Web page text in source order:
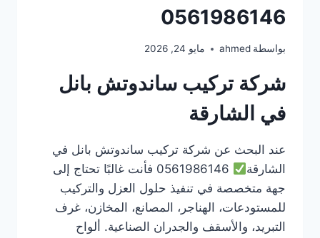
0561986146
بواسطة ahmed مايو 24, 2026
شركة تركيب ساندوتش بانل
في الشارقة
عند البحث عن شركة تركيب ساندوتش بانل في
الشارقة
0561986146 فأنت غالبًا تحتاج إلى
جهة متخصصة في تنفيذ حلول العزل والتركيب
للمستودعات، الهناجر، المصانع، المخازن، غرف
التبريد، والأسقف والجدران الصناعية. ألواح